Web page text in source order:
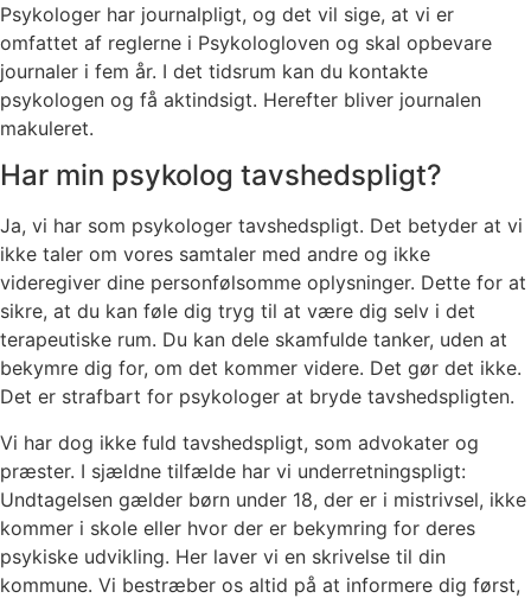
Psykologer har journalpligt, og det vil sige, at vi er
omfattet af reglerne i Psykologloven og skal opbevare
journaler i fem år. I det tidsrum kan du kontakte
psykologen og få aktindsigt. Herefter bliver journalen
makuleret.
Har min psykolog tavshedspligt?
Ja, vi har som psykologer tavshedspligt. Det betyder at vi
ikke taler om vores samtaler med andre og ikke
videregiver dine personfølsomme oplysninger. Dette for at
sikre, at du kan føle dig tryg til at være dig selv i det
terapeutiske rum. Du kan dele skamfulde tanker, uden at
bekymre dig for, om det kommer videre. Det gør det ikke.
Det er strafbart for psykologer at bryde tavshedspligten.
Vi har dog ikke fuld tavshedspligt, som advokater og
præster. I sjældne tilfælde har vi underretningspligt:
Undtagelsen gælder børn under 18, der er i mistrivsel, ikke
kommer i skole eller hvor der er bekymring for deres
psykiske udvikling. Her laver vi en skrivelse til din
kommune. Vi bestræber os altid på at informere dig først,